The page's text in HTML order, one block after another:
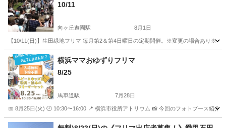
10/11
向ヶ丘遊園駅 8月1日
【10/11(日)】生田緑地フリマ 毎月第2＆第4日曜日の定期開催。※変更の場合あり※
神奈川 川崎市 向ヶ丘遊園駅 フリーマーケット
横浜ママおゆずりフリマ
8/25
馬車道駅 7月28日
📅 8月25日(火) 🕙 10:30〜16:00 📍 横浜市役所アトリウム 📸 今回のフォトブース紹
神奈川 横浜市 馬車道駅 フリーマーケット フォトブース